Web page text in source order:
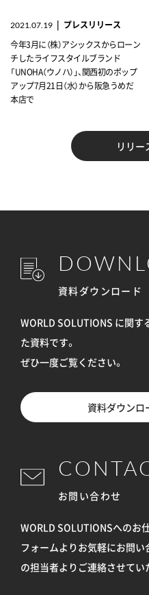
2021.07.19 | プレスリリース
今年3月に（株）アシックスからローン
チしたライフスタイルブランド
「UNOHA（ウノハ）」、関西初のポップ
アップ7月21日（水）から阪急うめだ
本店で
リリー
資料ダウンロード
WORLD SOLUTIONS に関す
た資料です。
ぜひ一度ご覧ください。
資料ダウンロ
お問い合わせ
WORLD SOLUTIONSへのお
フォームよりお気軽にお問い
の担当者よりご連絡させてい